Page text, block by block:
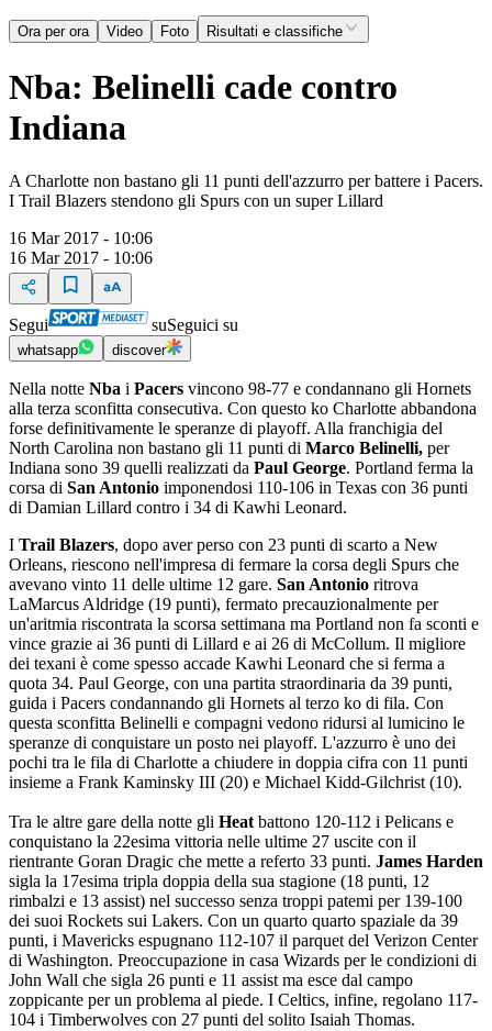
Ora per ora Video Foto Risultati e classifiche
Nba: Belinelli cade contro
Indiana
A Charlotte non bastano gli 11 punti dell'azzurro per battere i Pacers.
I Trail Blazers stendono gli Spurs con un super Lillard
16 Mar 2017 - 10:06
16 Mar 2017 - 10:06
Segui suSeguici su
whatsapp discover
Nella notte Nba i Pacers vincono 98-77 e condannano gli Hornets
alla terza sconfitta consecutiva. Con questo ko Charlotte abbandona
forse definitivamente le speranze di playoff. Alla franchigia del
North Carolina non bastano gli 11 punti di Marco Belinelli, per
Indiana sono 39 quelli realizzati da Paul George. Portland ferma la
corsa di San Antonio imponendosi 110-106 in Texas con 36 punti
di Damian Lillard contro i 34 di Kawhi Leonard.
I Trail Blazers, dopo aver perso con 23 punti di scarto a New
Orleans, riescono nell'impresa di fermare la corsa degli Spurs che
avevano vinto 11 delle ultime 12 gare. San Antonio ritrova
LaMarcus Aldridge (19 punti), fermato precauzionalmente per
un'aritmia riscontrata la scorsa settimana ma Portland non fa sconti e
vince grazie ai 36 punti di Lillard e ai 26 di McCollum. Il migliore
dei texani è come spesso accade Kawhi Leonard che si ferma a
quota 34. Paul George, con una partita straordinaria da 39 punti,
guida i Pacers condannando gli Hornets al terzo ko di fila. Con
questa sconfitta Belinelli e compagni vedono ridursi al lumicino le
speranze di conquistare un posto nei playoff. L'azzurro è uno dei
pochi tra le fila di Charlotte a chiudere in doppia cifra con 11 punti
insieme a Frank Kaminsky III (20) e Michael Kidd-Gilchrist (10).
Tra le altre gare della notte gli Heat battono 120-112 i Pelicans e
conquistano la 22esima vittoria nelle ultime 27 uscite con il
rientrante Goran Dragic che mette a referto 33 punti. James Harden
sigla la 17esima tripla doppia della sua stagione (18 punti, 12
rimbalzi e 13 assist) nel successo senza troppi patemi per 139-100
dei suoi Rockets sui Lakers. Con un quarto quarto spaziale da 39
punti, i Mavericks espugnano 112-107 il parquet del Verizon Center
di Washington. Preoccupazione in casa Wizards per le condizioni di
John Wall che sigla 26 punti e 11 assist ma esce dal campo
zoppicante per un problema al piede. I Celtics, infine, regolano 117-
104 i Timberwolves con 27 punti del solito Isaiah Thomas.